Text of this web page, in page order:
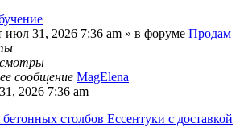
июл 31, 2026 7:36 am » в форуме Продам
сообщение MagElena
2026 7:36 am
столбов Ессентуки с доставкой